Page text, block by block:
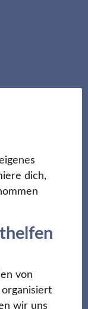
dich,
von
wir uns